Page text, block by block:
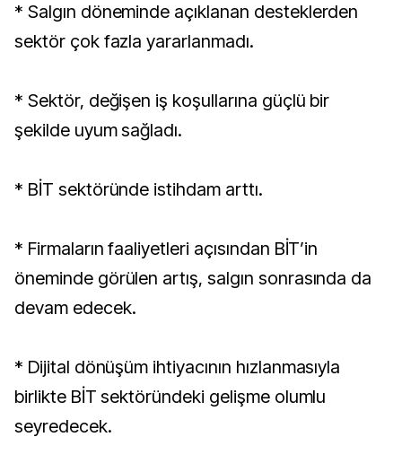
* Salgın döneminde açıklanan desteklerden
sektör çok fazla yararlanmadı.
* Sektör, değişen iş koşullarına güçlü bir
şekilde uyum sağladı.
* BİT sektöründe istihdam arttı.
* Firmaların faaliyetleri açısından BİT’in
öneminde görülen artış, salgın sonrasında da
devam edecek.
* Dijital dönüşüm ihtiyacının hızlanmasıyla
birlikte BİT sektöründeki gelişme olumlu
seyredecek.